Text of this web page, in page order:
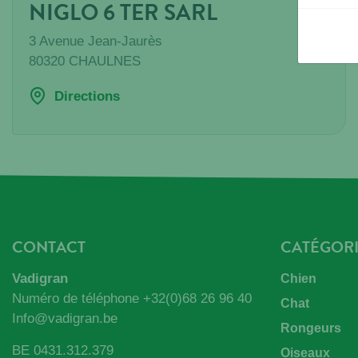
NIGLO 6 TER SARL
3 Avenue Jean-Jaurès
80320 CHAULNES
Directions
CONTACT
Vadigran
Numéro de téléphone +32(0)68 26 96 40
Info@vadigran.be
BE 0431.312.379
Chien
Chat
Rongeurs
Oiseaux